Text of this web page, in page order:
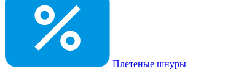
Плетеные шнуры